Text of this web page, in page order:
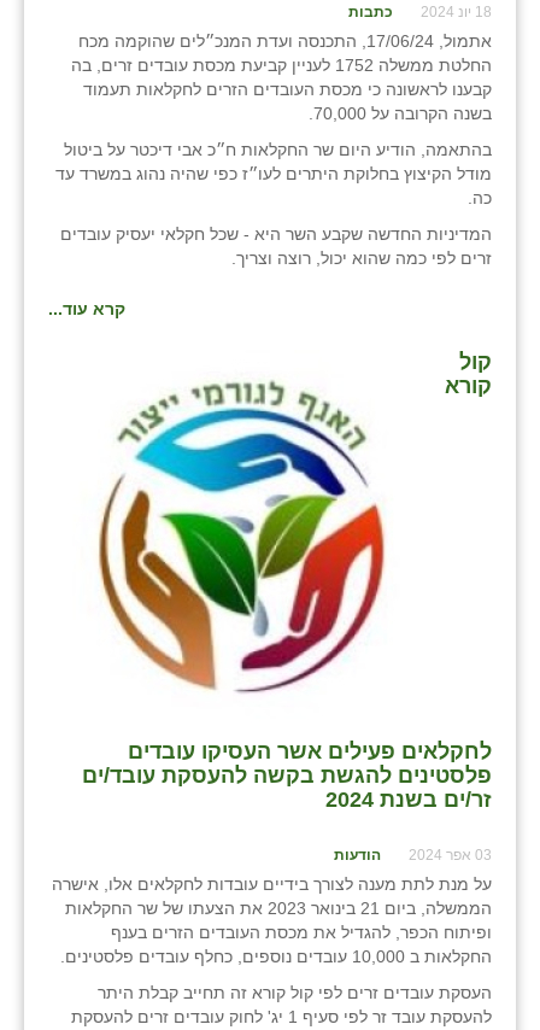
18 יונ 2024 כתבות
אתמול, 17/06/24, התכנסה ועדת המנכ״לים שהוקמה מכח
החלטת ממשלה 1752 לעניין קביעת מכסת עובדים זרים, בה
קבענו לראשונה כי מכסת העובדים הזרים לחקלאות תעמוד
בשנה הקרובה על 70,000.
בהתאמה, הודיע היום שר החקלאות ח״כ אבי דיכטר על ביטול
מודל הקיצוץ בחלוקת היתרים לעו״ז כפי שהיה נהוג במשרד עד
כה.
המדיניות החדשה שקבע השר היא - שכל חקלאי יעסיק עובדים
זרים לפי כמה שהוא יכול, רוצה וצריך.
קרא עוד...
קול
קורא
לחקלאים פעילים אשר העסיקו עובדים
פלסטינים להגשת בקשה להעסקת עובד/ים
זר/ים בשנת 2024
03 אפר 2024 הודעות
על מנת לתת מענה לצורך בידיים עובדות לחקלאים אלו, אישרה
הממשלה, ביום 21 בינואר 2023 את הצעתו של שר החקלאות
ופיתוח הכפר, להגדיל את מכסת העובדים הזרים בענף
החקלאות ב 10,000 עובדים נוספים, כחלף עובדים פלסטינים.
העסקת עובדים זרים לפי קול קורא זה תחייב קבלת היתר
להעסקת עובד זר לפי סעיף 1 יג' לחוק עובדים זרים להעסקת